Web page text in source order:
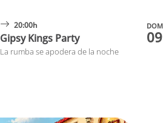
20:00h
Gipsy Kings Party
La rumba se apodera de la noche
DOM
09